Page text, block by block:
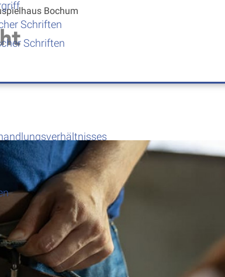
Bochum
Schriften
Schriften